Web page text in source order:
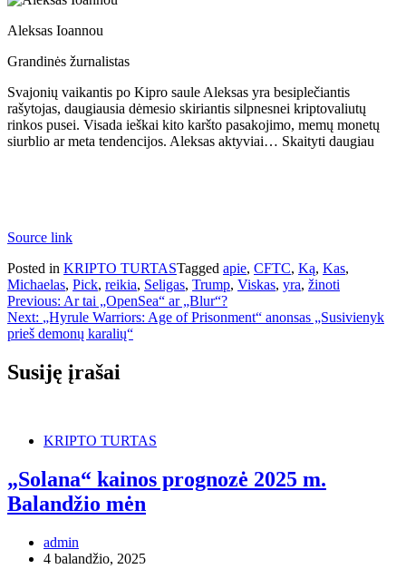
Aleksas Ioannou
Grandinės žurnalistas
Svajonių vaikantis po Kipro saule Aleksas yra besiplečiantis
rašytojas, daugiausia dėmesio skiriantis silpnesnei kriptovaliutų
rinkos pusei. Visada ieškai kito karšto pasakojimo, memų monetų
siurblio ar meta tendencijos. Aleksas aktyviai… Skaityti daugiau
Source link
Posted in KRIPTO TURTASTagged apie, CFTC, Ką, Kas,
Michaelas, Pick, reikia, Seligas, Trump, Viskas, yra, žinoti
Navigacija
tarp
Previous: Ar tai „OpenSea“ ar „Blur“?
Next: „Hyrule Warriors: Age of Prisonment“ anonsas „Susivienyk
prieš demonų karalių“
Susiję įrašai
KRIPTO TURTAS
„Solana“ kainos prognozė 2025 m.
Balandžio mėn
admin
4 balandžio, 2025